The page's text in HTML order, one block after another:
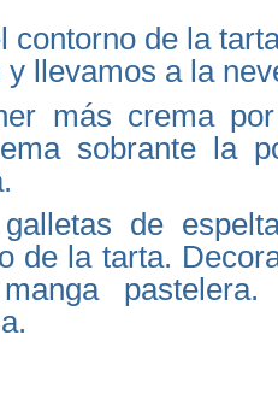
contorno de la
llevamos a la
más crema
sobrante la
de
de la tarta.
pastelera.